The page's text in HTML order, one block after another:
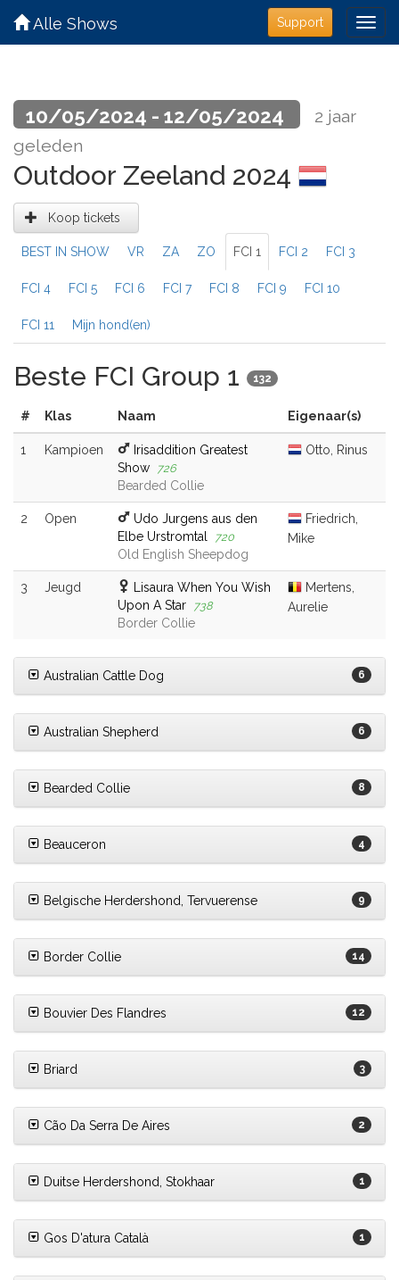
Support
Alle Shows
10/05/2024 - 12/05/2024
2 jaar
geleden
Outdoor Zeeland 2024
Koop tickets
BEST IN SHOW VR ZA ZO FCI 1 FCI 2 FCI 3
FCI 4 FCI 5 FCI 6 FCI 7 FCI 8 FCI 9 FCI 10
FCI 11 Mijn hond(en)
Beste FCI Group 1 132
# Klas Naam Eigenaar(s)
1 Kampioen
Irisaddition Greatest
Show
726
Bearded Collie
Otto, Rinus
2 Open
Udo Jurgens aus den
Elbe Urstromtal
720
Old English Sheepdog
Friedrich,
Mike
3 Jeugd
Lisaura When You Wish
Upon A Star
738
Border Collie
Mertens,
Aurelie
Australian Cattle Dog 6
Australian Shepherd 6
Bearded Collie 8
Beauceron 4
Belgische Herdershond, Tervuerense 9
Border Collie 14
Bouvier Des Flandres 12
Briard 3
Cão Da Serra De Aires 2
Duitse Herdershond, Stokhaar 1
Gos D'atura Català 1